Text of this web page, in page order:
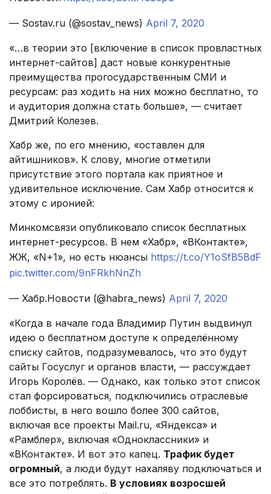
— Sostav.ru (@sostav_news) April 7, 2020
«…в теории это [включение в список провластных
интернет-сайтов] даст новые конкурентные
преимущества прогосударственным СМИ и
ресурсам: раз ходить на них можно бесплатно, то
и аудитория должна стать больше», — считает
Дмитрий Колезев.
Хабр же, по его мнению, «оставлен для
айтишников». К слову, многие отметили
присутствие этого портала как приятное и
удивительное исключение. Сам Хабр относится к
этому с иронией:
Минкомсвязи опубликовало список бесплатных
интернет-ресурсов. В нем «Хабр», «ВКонтакте»,
ЖЖ, «N+1», но есть нюансы https://t.co/Y1oSfB5BdF
pic.twitter.com/9nFRkhNnZh
— Хабр.Новости (@habra_news) April 7, 2020
«Когда в начале года Владимир Путин выдвинул
идею о бесплатном доступе к определённому
списку сайтов, подразумевалось, что это будут
сайты Госуслуг и органов власти, — рассуждает
Игорь Королёв. — Однако, как только этот список
стал форсироваться, подключились отраслевые
лоббисты, в него вошло более 300 сайтов,
включая все проекты Mail.ru, «Яндекса» и
«Рамблер», включая «Одноклассники» и
«ВКонтакте». И вот это капец. Трафик будет
огромный, а люди будут нахаляву подключаться и
все это потреблять. В условиях возросшей